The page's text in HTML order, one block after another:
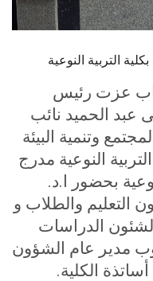
الخريجين
الزائـرون
التربية النوعية
عزت رئيس
الحميد نائب
وتنمية البيئة
النوعية مدرج
بحضور ا.د.
التعليم والطلاب و
لشئون الدراسات
مدير عام الشؤون
الكلية.